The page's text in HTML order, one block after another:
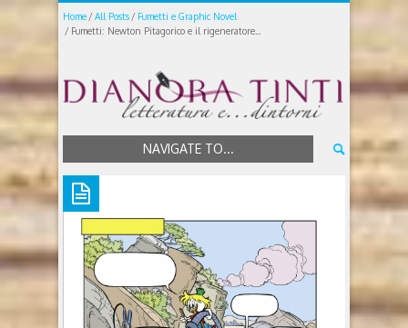
Home All Posts
Fumetti e Graphic Novel
Fumetti: Newton Pitagorico e il rigeneratore...
NAVIGATE TO...